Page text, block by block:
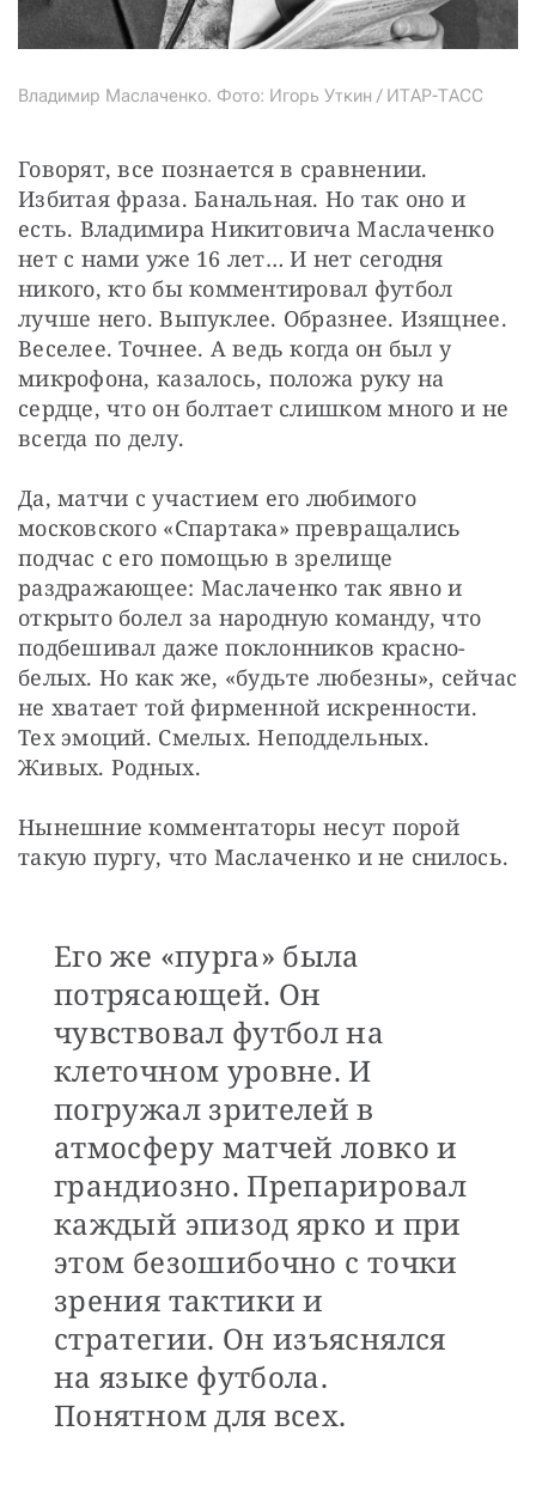
Владимир Маслаченко. Фото: Игорь Уткин / ИТАР-ТАСС
Говорят, все познается в сравнении.
Избитая фраза. Банальная. Но так оно и
есть. Владимира Никитовича Маслаченко
нет с нами уже 16 лет… И нет сегодня
никого, кто бы комментировал футбол
лучше него. Выпуклее. Образнее. Изящнее.
Веселее. Точнее. А ведь когда он был у
микрофона, казалось, положа руку на
сердце, что он болтает слишком много и не
всегда по делу.
Да, матчи с участием его любимого
московского «Спартака» превращались
подчас с его помощью в зрелище
раздражающее: Маслаченко так явно и
открыто болел за народную команду, что
подбешивал даже поклонников красно-
белых. Но как же, «будьте любезны», сейчас
не хватает той фирменной искренности.
Тех эмоций. Смелых. Неподдельных.
Живых. Родных.
Нынешние комментаторы несут порой
такую пургу, что Маслаченко и не снилось.
Его же «пурга» была
потрясающей. Он
чувствовал футбол на
клеточном уровне. И
погружал зрителей в
атмосферу матчей ловко и
грандиозно. Препарировал
каждый эпизод ярко и при
этом безошибочно с точки
зрения тактики и
стратегии. Он изъяснялся
на языке футбола.
Понятном для всех.